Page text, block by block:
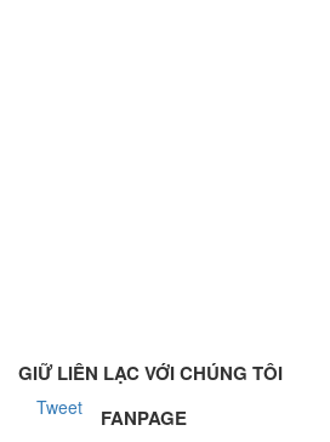
GIỮ LIÊN LẠC VỚI CHÚNG TÔI
Tweet FANPAGE